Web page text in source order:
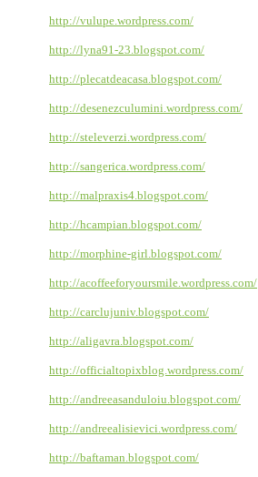
http://vulupe.wordpress.com/
http://lyna91-23.blogspot.com/
http://plecatdeacasa.blogspot.com/
http://desenezculumini.wordpress.com/
http://steleverzi.wordpress.com/
http://sangerica.wordpress.com/
http://malpraxis4.blogspot.com/
http://hcampian.blogspot.com/
http://morphine-girl.blogspot.com/
http://acoffeeforyoursmile.wordpress.com/
http://carclujuniv.blogspot.com/
http://aligavra.blogspot.com/
http://officialtopixblog.wordpress.com/
http://andreeasanduloiu.blogspot.com/
http://andreealisievici.wordpress.com/
http://baftaman.blogspot.com/